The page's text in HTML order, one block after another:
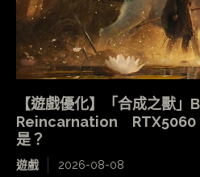
【遊戲優化】「合成之獸
Reincarnation RTX5060
是？
遊戲 2026-08-08